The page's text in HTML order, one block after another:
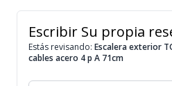
Escribir Su propia
Estás revisando: Escalera exterior
cables acero 4 p A 71cm